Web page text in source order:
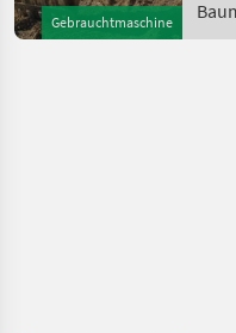
Gebrauchtmaschine
O&K